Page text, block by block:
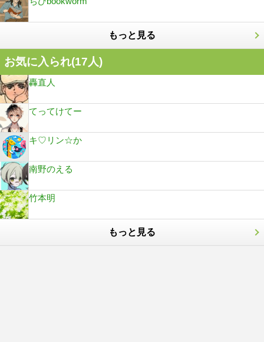
もっと見る
お気に入られ(17人)
轟直人
てってけてー
キ♡リン☆か
南野のえる
竹本明
もっと見る